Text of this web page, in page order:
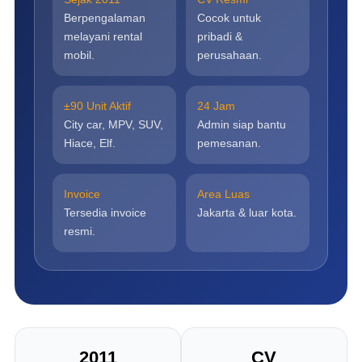
Berpengalaman
melayani rental
mobil.
Cocok untuk
pribadi &
perusahaan.
±90 Unit Aktif
City car, MPV, SUV,
Hiace, Elf.
24 Jam
Admin siap bantu
pemesanan.
Invoice
Tersedia invoice
resmi.
Area Luas
Jakarta & luar kota.
2011 CV